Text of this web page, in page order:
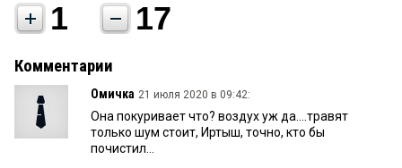
1 17
Комментарии
Омичка 21 июля 2020 в 09:42:
Она покуривает что? воздух уж да....травят
только шум стоит, Иртыш, точно, кто бы
почистил...